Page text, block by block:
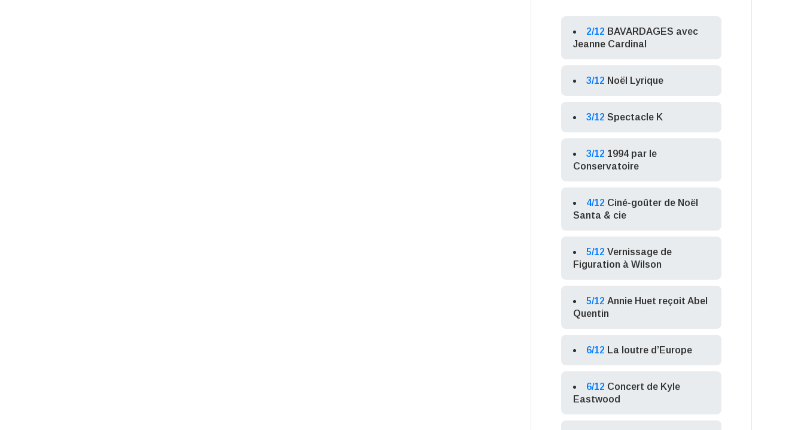
2/12 BAVARDAGES avec
Jeanne Cardinal
3/12 Noël Lyrique
3/12 Spectacle K
3/12 1994 par le
Conservatoire
4/12 Ciné-goûter de Noël
Santa & cie
5/12 Vernissage de
Figuration à Wilson
5/12 Annie Huet reçoit Abel
Quentin
6/12 La loutre d’Europe
6/12 Concert de Kyle
Eastwood